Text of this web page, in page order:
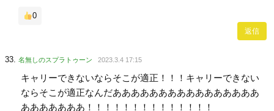
0
返信
名無しのスプラトゥーン 2023.3.4 17:15
キャリーできないならそこが適正！！！キャリーできない
ならそこが適正なんだああああああああああああああああ
あああああああ！！！！！！！！！！！！！！